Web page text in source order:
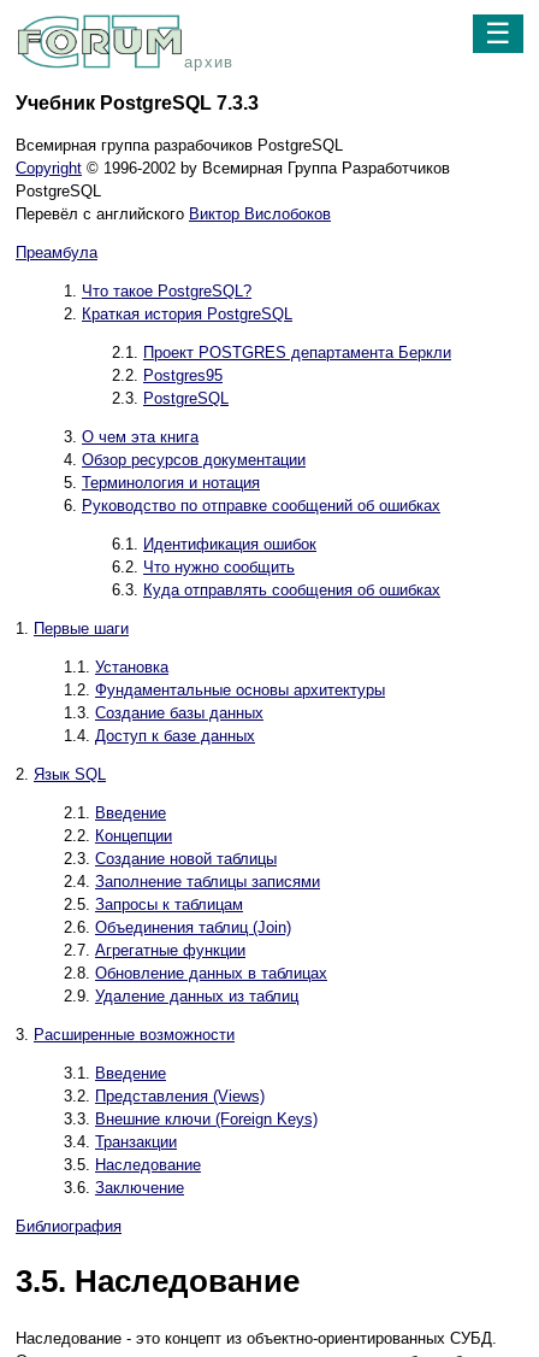
архив
☰
Учебник PostgreSQL 7.3.3
Всемирная группа разрабочиков PostgreSQL
Copyright © 1996-2002 by Всемирная Группа Разработчиков
PostgreSQL
Перевёл с английского Виктор Вислобоков
Преамбула
1. Что такое PostgreSQL?
2. Краткая история PostgreSQL
2.1. Проект POSTGRES департамента Беркли
2.2. Postgres95
2.3. PostgreSQL
3. О чем эта книга
4. Обзор ресурсов документации
5. Терминология и нотация
6. Руководство по отправке сообщений об ошибках
6.1. Идентификация ошибок
6.2. Что нужно сообщить
6.3. Куда отправлять сообщения об ошибках
1. Первые шаги
1.1. Установка
1.2. Фундаментальные основы архитектуры
1.3. Создание базы данных
1.4. Доступ к базе данных
2. Язык SQL
2.1. Введение
2.2. Концепции
2.3. Создание новой таблицы
2.4. Заполнение таблицы записями
2.5. Запросы к таблицам
2.6. Объединения таблиц (Join)
2.7. Агрегатные функции
2.8. Обновление данных в таблицах
2.9. Удаление данных из таблиц
3. Расширенные возможности
3.1. Введение
3.2. Представления (Views)
3.3. Внешние ключи (Foreign Keys)
3.4. Транзакции
3.5. Наследование
3.6. Заключение
Библиография
3.5. Наследование
Наследование - это концепт из объектно-ориентированных СУБД.